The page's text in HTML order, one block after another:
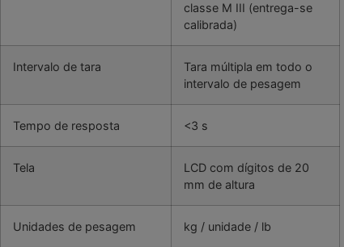
classe M III (entrega-se
calibrada)
Intervalo de tara
Tara múltipla em todo o
intervalo de pesagem
Tempo de resposta <3 s
Tela
LCD com dígitos de 20
mm de altura
Unidades de pesagem kg / unidade / lb